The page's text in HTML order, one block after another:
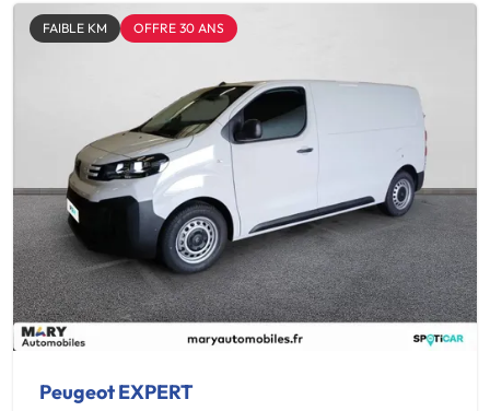
FAIBLE KM OFFRE 30 ANS
Peugeot EXPERT